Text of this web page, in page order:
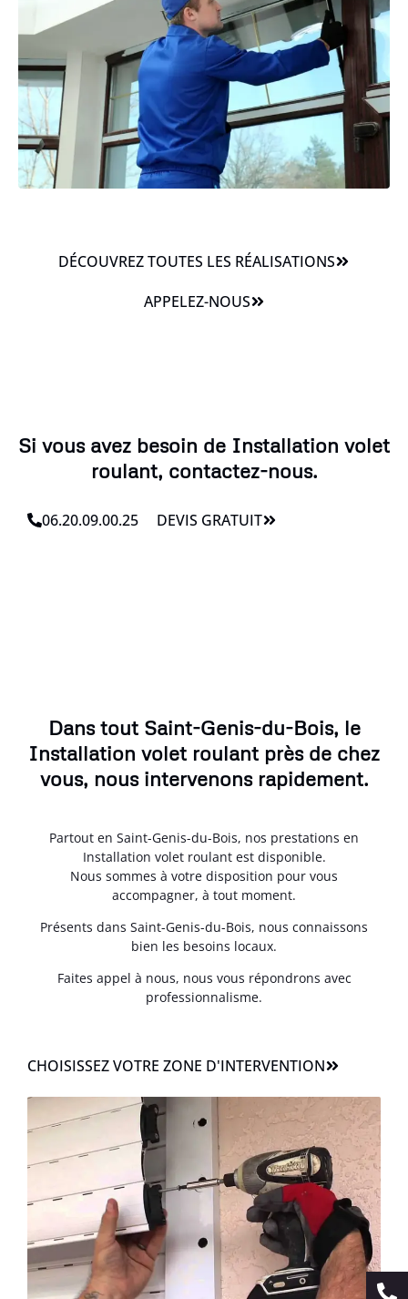
DÉCOUVREZ TOUTES LES RÉALISATIONS
APPELEZ-NOUS
Si vous avez besoin de Installation volet
roulant, contactez-nous.
06.20.09.00.25 DEVIS GRATUIT
Dans tout Saint-Genis-du-Bois, le
Installation volet roulant près de chez
vous, nous intervenons rapidement.
Partout en Saint-Genis-du-Bois, nos prestations en
Installation volet roulant est disponible.
Nous sommes à votre disposition pour vous
accompagner, à tout moment.
Présents dans Saint-Genis-du-Bois, nous connaissons
bien les besoins locaux.
Faites appel à nous, nous vous répondrons avec
professionnalisme.
CHOISISSEZ VOTRE ZONE D'INTERVENTION